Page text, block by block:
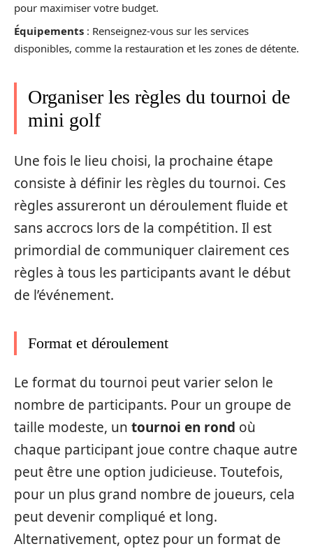
pour maximiser votre budget.
Équipements : Renseignez-vous sur les services
disponibles, comme la restauration et les zones de détente.
Organiser les règles du tournoi de
mini golf
Une fois le lieu choisi, la prochaine étape
consiste à définir les règles du tournoi. Ces
règles assureront un déroulement fluide et
sans accrocs lors de la compétition. Il est
primordial de communiquer clairement ces
règles à tous les participants avant le début
de l’événement.
Format et déroulement
Le format du tournoi peut varier selon le
nombre de participants. Pour un groupe de
taille modeste, un tournoi en rond où
chaque participant joue contre chaque autre
peut être une option judicieuse. Toutefois,
pour un plus grand nombre de joueurs, cela
peut devenir compliqué et long.
Alternativement, optez pour un format de